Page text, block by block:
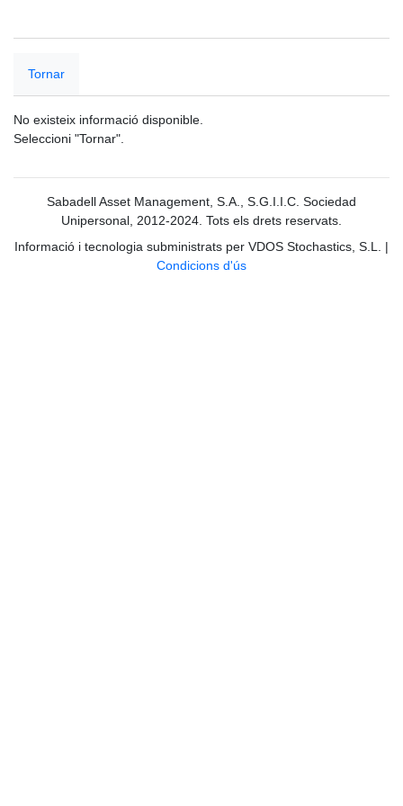
Tornar
No existeix informació disponible.
Seleccioni "Tornar".
Sabadell Asset Management, S.A., S.G.I.I.C. Sociedad
Unipersonal, 2012-2024. Tots els drets reservats.
Informació i tecnologia subministrats per VDOS Stochastics, S.L. |
Condicions d'ús